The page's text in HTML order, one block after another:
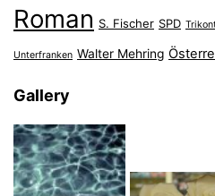
Roman S. Fischer SPD
Unterfranken Walter Mehring
Gallery